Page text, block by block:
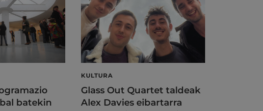
batekin
KULTURA
Glass Out Quartet taldeak
Alex Davies eibartarra